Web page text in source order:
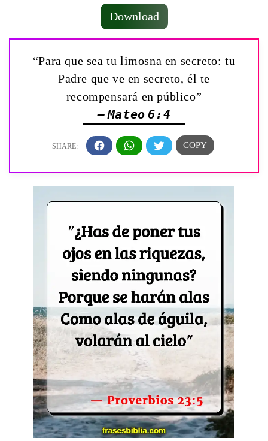
Download
“Para que sea tu limosna en secreto: tu
Padre que ve en secreto, él te
recompensará en público”
— Mateo 6:4